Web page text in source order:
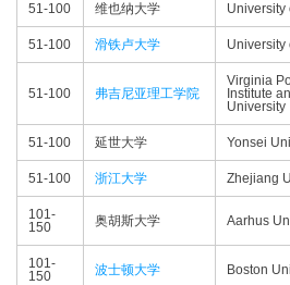
51-100 维也纳大学 University
51-100 滑铁卢大学 University
51-100 弗吉尼亚理工学院
Virginia
Institute
University
51-100 延世大学 Yonsei
51-100 浙江大学 Zhejiang
101-
150
奥胡斯大学 Aarhus
101-
150
波士顿大学 Boston